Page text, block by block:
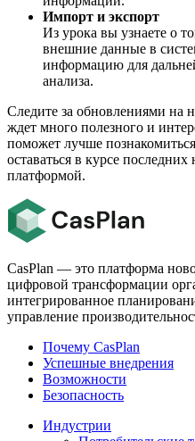
Импорт и экспорт
Из урока вы узнаете о
внешние данные в
информацию для
анализа.
Следите за обновлениями на
ждет много полезного и
поможет лучше
оставаться в курсе
платформой.
CasPlan — это платформа
цифровой трансформации
интегрированное
управление
Почему CasPlan
Успешные внедрения
Возможности
Безопасность
Индустрии